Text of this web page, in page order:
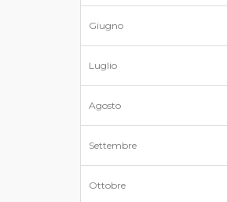
Giugno
Luglio
Agosto
Settembre
Ottobre